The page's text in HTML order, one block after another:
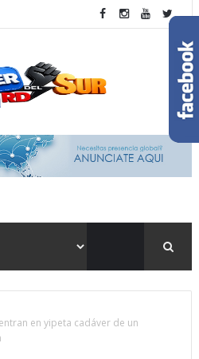
en yipeta cadáver de un